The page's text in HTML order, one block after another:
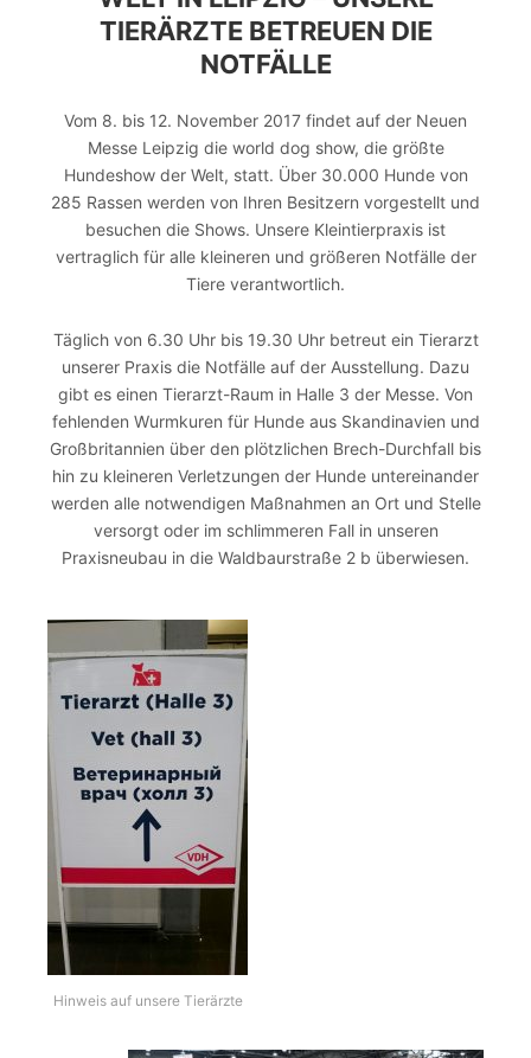
IERÄRZTE BETREUEN DIE N
OTFÄLLE
Vom 8. bis 12. November 2017 findet auf der Neuen
Messe Leipzig die world dog show, die größte
Hundeshow der Welt, statt. Über 30.000 Hunde von
285 Rassen werden von Ihren Besitzern vorgestellt und
besuchen die Shows. Unsere Kleintierpraxis ist
vertraglich für alle kleineren und größeren Notfälle der
Tiere verantwortlich.
Täglich von 6.30 Uhr bis 19.30 Uhr betreut ein Tierarzt
unserer Praxis die Notfälle auf der Ausstellung. Dazu
gibt es einen Tierarzt-Raum in Halle 3 der Messe. Von
fehlenden Wurmkuren für Hunde aus Skandinavien und
Großbritannien über den plötzlichen Brech-Durchfall bis
hin zu kleineren Verletzungen der Hunde untereinander
werden alle notwendigen Maßnahmen an Ort und Stelle
versorgt oder im schlimmeren Fall in unseren
Praxisneubau in die Waldbaurstraße 2 b überwiesen.
Hinweis auf unsere Tierärzte